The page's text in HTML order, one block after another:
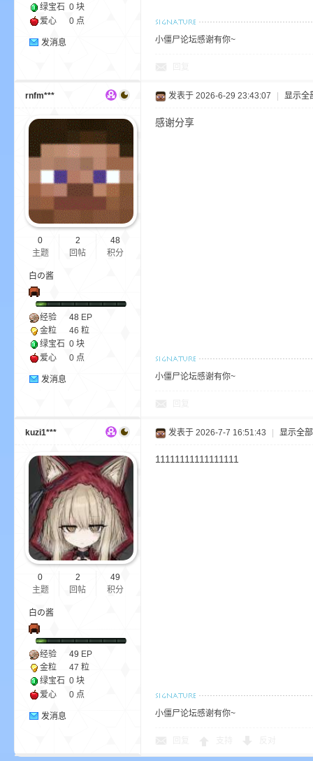
绿宝石 0 块
爱心
0 点
发消息 小僵尸论坛感谢有你~
rnfm***
0
主题
2
回帖
48
积分
白の酱
经验 48 EP
金粒
46 粒
绿宝石 0 块
爱心
0 点
发消息
发表于 2026-6-29 23:43:07 显示全
感谢分享
小僵尸论坛感谢有你~
kuzi1***
0
主题
2
回帖
49
积分
白の酱
经验 49 EP
金粒
47 粒
绿宝石 0 块
爱心
0 点
发消息
发表于 2026-7-7 16:51:43 显示全
11111111111111111
小僵尸论坛感谢有你~